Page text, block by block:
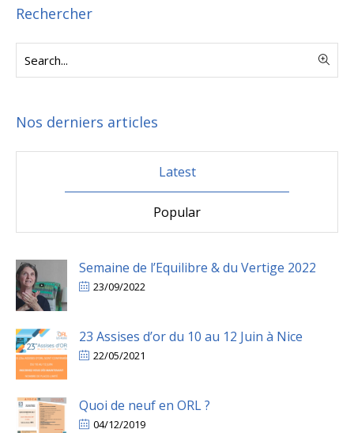
Rechercher
Nos derniers articles
Latest
Popular
Semaine de l’Equilibre & du Vertige 2022
23/09/2022
23 Assises d’or du 10 au 12 Juin à Nice
22/05/2021
Quoi de neuf en ORL ?
04/12/2019